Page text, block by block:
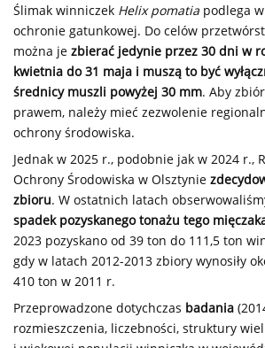
Ślimak winniczek Helix pomatia podlega
ochronie gatunkowej. Do celów
można je zbierać jedynie przez 30 dni w
kwietnia do 31 maja i muszą to być
średnicy muszli powyżej 30 mm. Aby
prawem, należy mieć zezwolenie
ochrony środowiska.
Jednak w 2025 r., podobnie jak w 2024 r.,
Ochrony Środowiska w Olsztynie
zbioru. W ostatnich latach
spadek pozyskanego tonażu tego
2023 pozyskano od 39 ton do 111,5 ton
gdy w latach 2012-2013 zbiory wynosiły
410 ton w 2011 r.
Przeprowadzone dotychczas badania
rozmieszczenia, liczebności, struktury